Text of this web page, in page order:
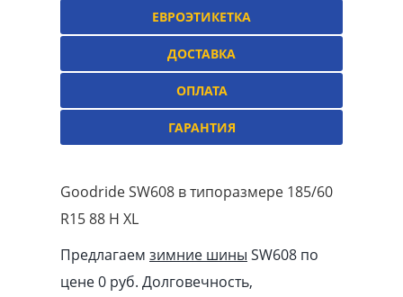
ЕВРОЭТИКЕТКА
ДОСТАВКА
ОПЛАТА
ГАРАНТИЯ
Goodride SW608 в типоразмере 185/60
R15 88 H XL
Предлагаем зимние шины SW608 по
цене 0 руб. Долговечность,